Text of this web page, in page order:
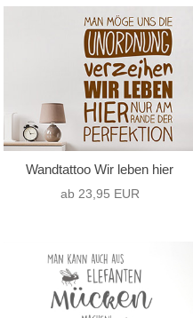
Wandtattoo Wir leben hier
ab 23,95 EUR